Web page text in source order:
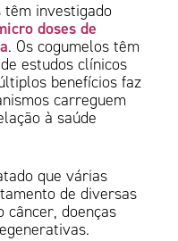
têm investigado
doses de
. Os cogumelos têm
estudos clínicos
benefícios faz
carreguem
à saúde
que várias
de diversas
câncer, doenças